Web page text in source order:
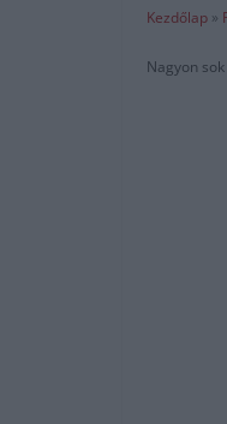
Kezdőlap »
Nagyon